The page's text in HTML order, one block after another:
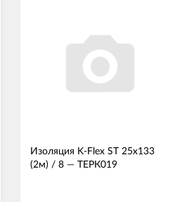
Изоляция K-Flex ST 25x133
(2м) / 8 — ТЕРК019